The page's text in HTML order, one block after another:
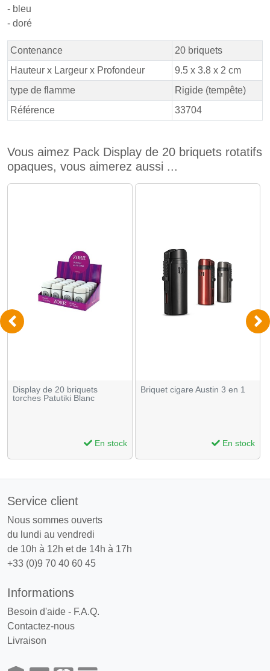
- bleu
- doré
Contenance
20 briquets
Hauteur x Largeur x Profondeur
9.5 x 3.8 x 2 cm
type de flamme
Rigide (tempête)
Référence
33704
Vous aimez Pack Display de 20 briquets rotatifs
opaques, vous aimerez aussi ...
Display de 20 briquets
torches Patutiki Blanc
En stock
Briquet cigare Austin 3 en 1
En stock
Service client
Nous sommes ouverts
du lundi au vendredi
de 10h à 12h et de 14h à 17h
+33 (0)9 70 40 60 45
Informations
Besoin d'aide - F.A.Q.
Contactez-nous
Livraison